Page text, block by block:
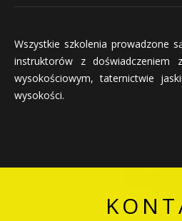
Wszystkie szkolenia prowadzone
instruktorów z doświadczeniem
wysokościowym, taternictwie
wysokości.